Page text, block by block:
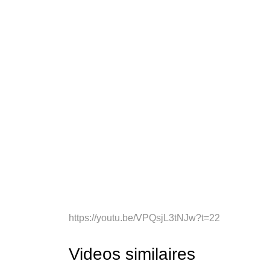
https://youtu.be/VPQsjL3tNJw?t=22
Videos similaires